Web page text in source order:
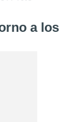
a los